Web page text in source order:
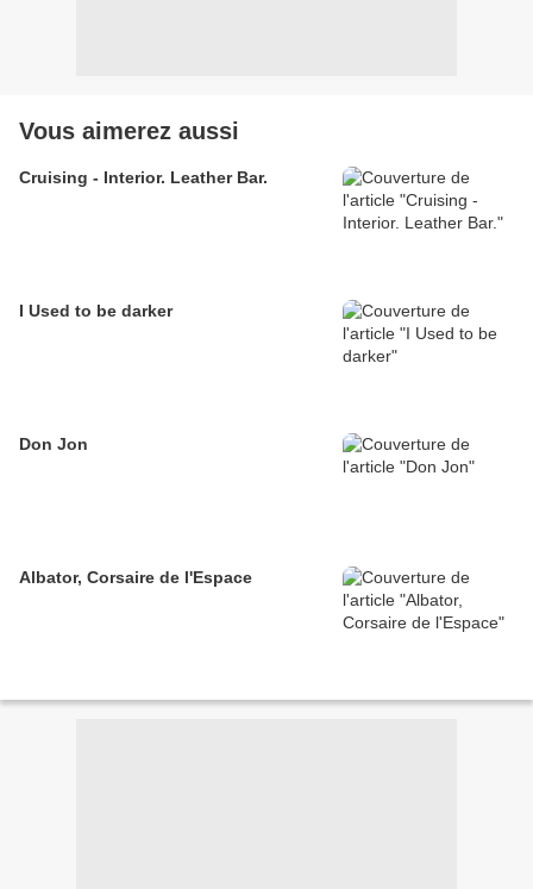
Vous aimerez aussi
Cruising - Interior. Leather Bar.
I Used to be darker
Don Jon
Albator, Corsaire de l'Espace